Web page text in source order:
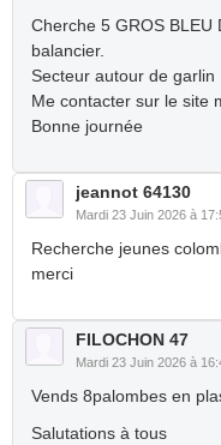
Cherche 5 GROS BLEU
balancier.
Secteur autour de garlin
Me contacter sur le site
Bonne journée
jeannot 64130
Mardi 23 Juin 2026 à
Recherche jeunes
merci
FILOCHON 47
Mardi 23 Juin 2026 à
Vends 8palombes en
Salutations à tous